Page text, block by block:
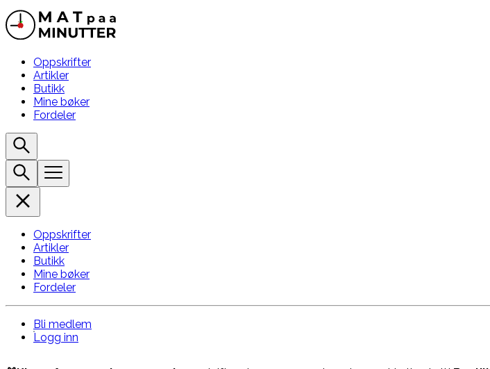
Oppskrifter
Artikler
Butikk
Mine bøker
Fordeler
Oppskrifter
Artikler
Butikk
Mine bøker
Fordeler
Bli medlem
Logg inn